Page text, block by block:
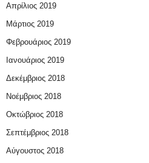
Απρίλιος 2019
Μάρτιος 2019
Φεβρουάριος 2019
Ιανουάριος 2019
Δεκέμβριος 2018
Νοέμβριος 2018
Οκτώβριος 2018
Σεπτέμβριος 2018
Αύγουστος 2018